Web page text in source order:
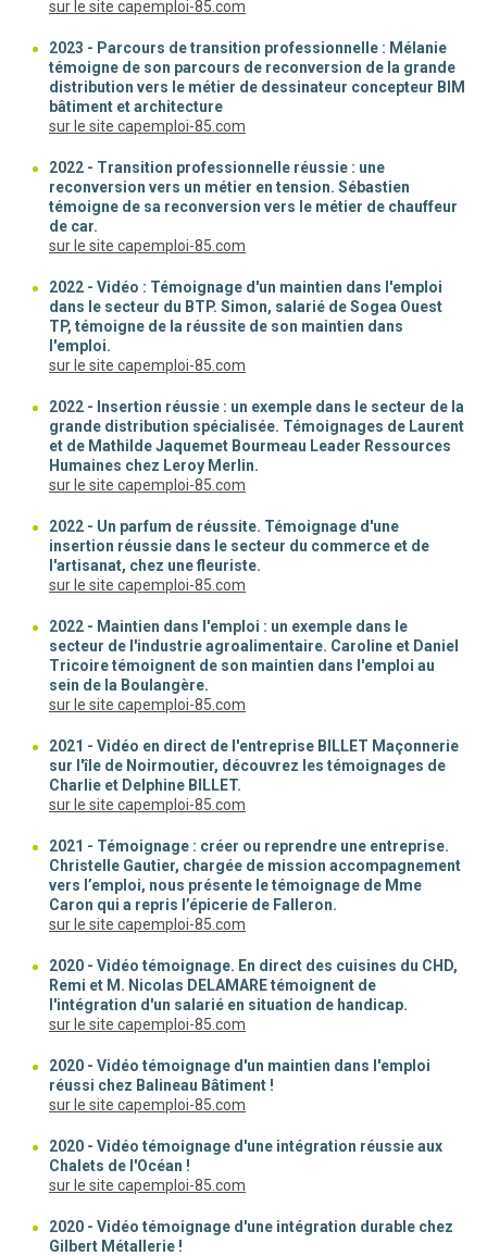
sur le site capemploi-85.com
2023 - Parcours de transition professionnelle : Mélanie
témoigne de son parcours de reconversion de la grande
distribution vers le métier de dessinateur concepteur BIM
bâtiment et architecture
sur le site capemploi-85.com
2022 - Transition professionnelle réussie : une
reconversion vers un métier en tension. Sébastien
témoigne de sa reconversion vers le métier de chauffeur
de car.
sur le site capemploi-85.com
2022 - Vidéo : Témoignage d'un maintien dans l'emploi
dans le secteur du BTP. Simon, salarié de Sogea Ouest
TP, témoigne de la réussite de son maintien dans
l'emploi.
sur le site capemploi-85.com
2022 - Insertion réussie : un exemple dans le secteur de la
grande distribution spécialisée. Témoignages de Laurent
et de Mathilde Jaquemet Bourmeau Leader Ressources
Humaines chez Leroy Merlin.
sur le site capemploi-85.com
2022 - Un parfum de réussite. Témoignage d'une
insertion réussie dans le secteur du commerce et de
l'artisanat, chez une fleuriste.
sur le site capemploi-85.com
2022 - Maintien dans l'emploi : un exemple dans le
secteur de l'industrie agroalimentaire. Caroline et Daniel
Tricoire témoignent de son maintien dans l'emploi au
sein de la Boulangère.
sur le site capemploi-85.com
2021 - Vidéo en direct de l'entreprise BILLET Maçonnerie
sur l'île de Noirmoutier, découvrez les témoignages de
Charlie et Delphine BILLET.
sur le site capemploi-85.com
2021 - Témoignage : créer ou reprendre une entreprise.
Christelle Gautier, chargée de mission accompagnement
vers l’emploi, nous présente le témoignage de Mme
Caron qui a repris l’épicerie de Falleron.
sur le site capemploi-85.com
2020 - Vidéo témoignage. En direct des cuisines du CHD,
Remi et M. Nicolas DELAMARE témoignent de
l'intégration d'un salarié en situation de handicap.
sur le site capemploi-85.com
2020 - Vidéo témoignage d'un maintien dans l'emploi
réussi chez Balineau Bâtiment !
sur le site capemploi-85.com
2020 - Vidéo témoignage d'une intégration réussie aux
Chalets de l'Océan !
sur le site capemploi-85.com
2020 - Vidéo témoignage d'une intégration durable chez
Gilbert Métallerie !